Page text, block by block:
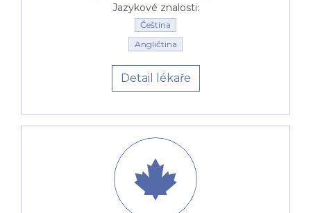
Jazykové znalosti:
Čeština
Angličtina
Detail lékaře